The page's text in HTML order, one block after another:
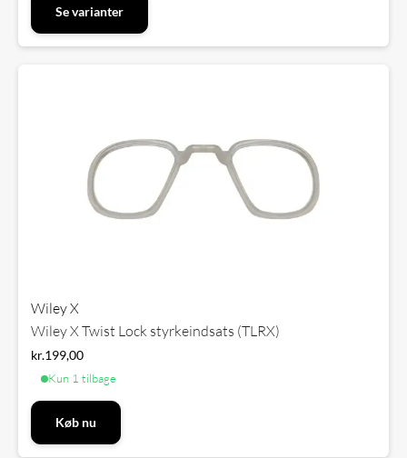
Se varianter
Wiley X
Wiley X Twist Lock styrkeindsats (TLRX)
kr.199,00
Kun 1 tilbage
Køb nu